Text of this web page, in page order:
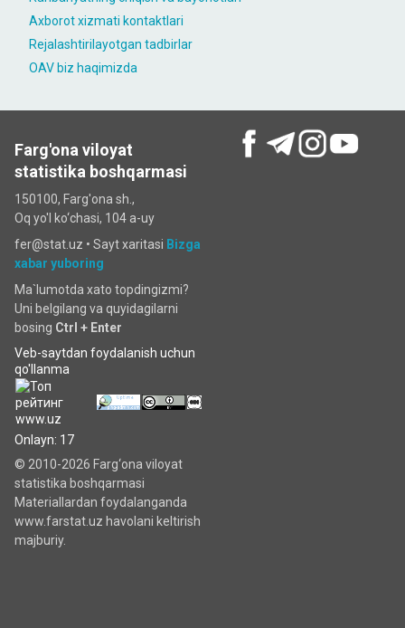
Axborot xizmati kontaktlari
Rejalashtirilayotgan tadbirlar
OAV biz haqimizda
Farg'ona viloyat
statistika boshqarmasi
150100, Farg'ona sh.,
Oq yo'l ko‘chаsi, 104 a-uy
fer@stat.uz • Sayt xaritasi Bizga
xabar yuboring
Ma`lumotda xato topdingizmi?
Uni belgilang va quyidagilarni
bosing Ctrl + Enter
Veb-saytdan foydalanish uchun
qo'llanma
Onlayn: 17
© 2010-2026 Farg‘ona viloyat
statistika boshqarmasi
Materiallardan foydalanganda
www.farstat.uz havolani keltirish
majburiy.